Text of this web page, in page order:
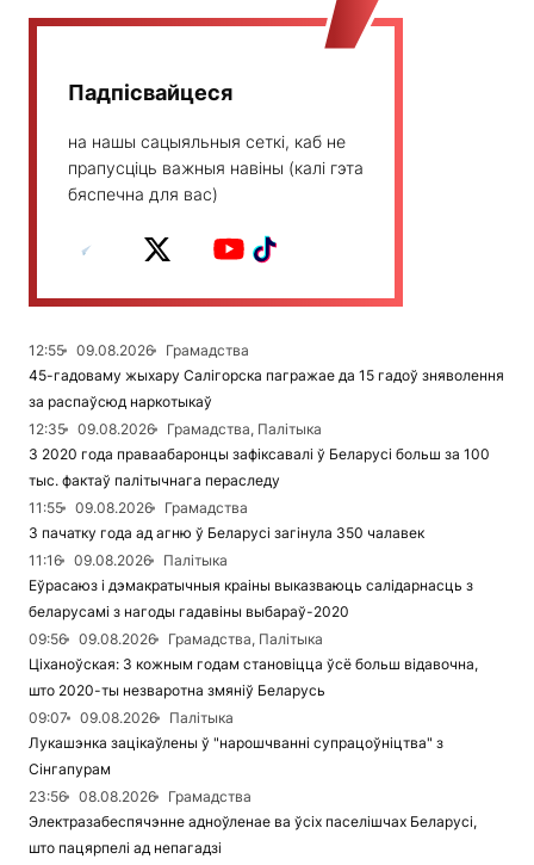
Падпісвайцеся
на нашы сацыяльныя сеткі, каб не
прапусціць важныя навіны (калі гэта
бяспечна для вас)
12:55 09.08.2026
Грамадства
45-гадоваму жыхару Салігорска пагражае да 15 гадоў зняволення
за распаўсюд наркотыкаў
12:35
09.08.2026
Грамадства, Палітыка
З 2020 года праваабаронцы зафіксавалі ў Беларусі больш за 100
тыс. фактаў палітычнага пераследу
11:55
09.08.2026
Грамадства
З пачатку года ад агню ў Беларусі загінула 350 чалавек
11:16
09.08.2026
Палітыка
Еўрасаюз і дэмакратычныя краіны выказваюць салідарнасць з
беларусамі з нагоды гадавіны выбараў-2020
09:56
09.08.2026
Грамадства, Палітыка
Ціханоўская: З кожным годам становіцца ўсё больш відавочна,
што 2020-ты незваротна змяніў Беларусь
09:07
09.08.2026
Палітыка
Лукашэнка зацікаўлены ў "нарошчванні супрацоўніцтва" з
Сінгапурам
23:56
08.08.2026
Грамадства
Электразабеспячэнне адноўленае ва ўсіх паселішчах Беларусі,
што пацярпелі ад непагадзі